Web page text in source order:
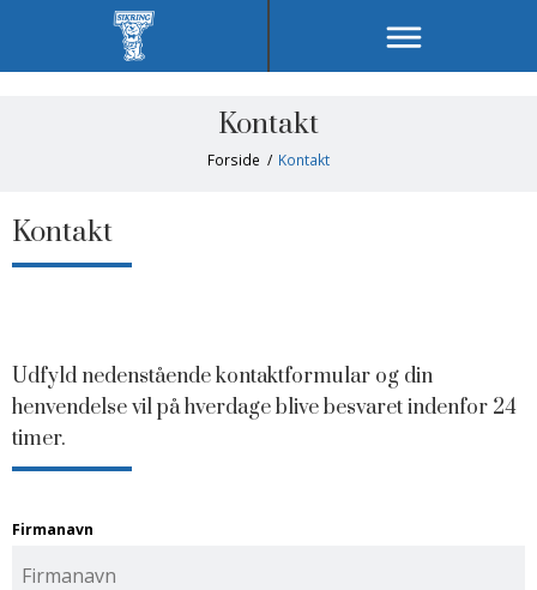
Kontakt
Forside / Kontakt
Kontakt
Udfyld nedenstående kontaktformular og din
henvendelse vil på hverdage blive besvaret indenfor 24
timer.
Firmanavn